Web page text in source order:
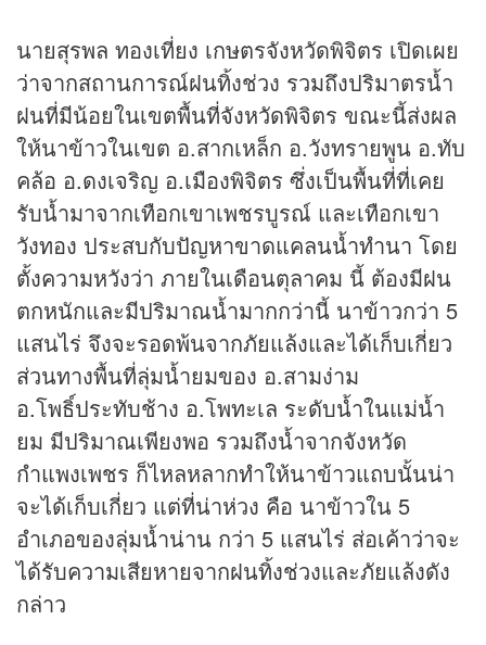
นายสุรพล ทองเที่ยง เกษตรจังหวัดพิจิตร เปิดเผย
ว่าจากสถานการณ์ฝนทิ้งช่วง รวมถึงปริมาตรน้ำ
ฝนที่มีน้อยในเขตพื้นที่จังหวัดพิจิตร ขณะนี้ส่งผล
ให้นาข้าวในเขต อ.สากเหล็ก อ.วังทรายพูน อ.ทับ
คล้อ อ.ดงเจริญ อ.เมืองพิจิตร ซึ่งเป็นพื้นที่ที่เคย
รับน้ำมาจากเทือกเขาเพชรบูรณ์ และเทือกเขา
วังทอง ประสบกับปัญหาขาดแคลนน้ำทำนา โดย
ตั้งความหวังว่า ภายในเดือนตุลาคม นี้ ต้องมีฝน
ตกหนักและมีปริมาณน้ำมากกว่านี้ นาข้าวกว่า 5
แสนไร่ จึงจะรอดพ้นจากภัยแล้งและได้เก็บเกี่ยว
ส่วนทางพื้นที่ลุ่มน้ำยมของ อ.สามง่าม
อ.โพธิ์ประทับช้าง อ.โพทะเล ระดับน้ำในแม่น้ำ
ยม มีปริมาณเพียงพอ รวมถึงน้ำจากจังหวัด
กำแพงเพชร ก็ไหลหลากทำให้นาข้าวแถบนั้นน่า
จะได้เก็บเกี่ยว แต่ที่น่าห่วง คือ นาข้าวใน 5
อำเภอของลุ่มน้ำน่าน กว่า 5 แสนไร่ ส่อเค้าว่าจะ
ได้รับความเสียหายจากฝนทิ้งช่วงและภัยแล้งดัง
กล่าว